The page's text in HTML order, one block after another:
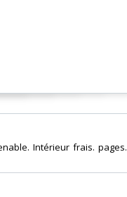
Intérieur frais. pages.